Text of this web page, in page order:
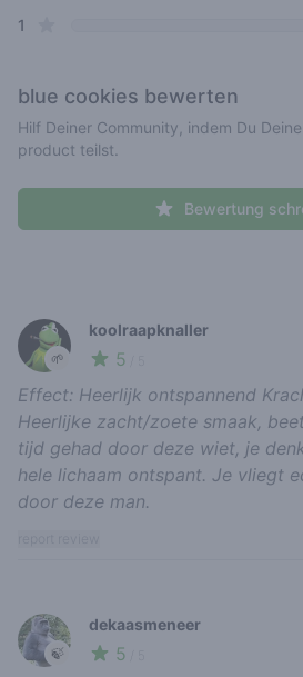
1
blue cookies bewerten
Hilf Deiner Community, indem Du
product teilst.
Bewertung
🌱
koolraapknaller
5
Effect: Heerlijk ontspannend
Heerlijke zacht/zoete smaak,
tijd gehad door deze wiet, je
hele lichaam ontspant. Je vliegt
door deze man.
🍃
dekaasmeneer
5